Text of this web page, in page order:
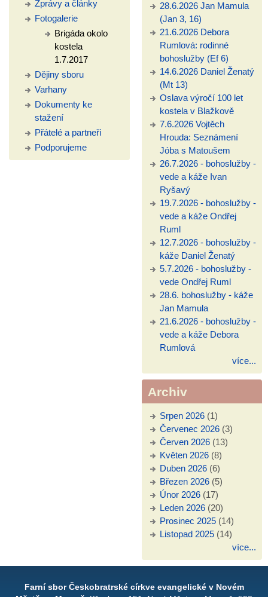
Zprávy a články
Fotogalerie
Brigáda okolo
kostela
1.7.2017
Dějiny sboru
Varhany
Dokumenty ke
stažení
Přátelé a partneři
Podporujeme
28.6.2026 Jan Mamula
(Jan 3, 16)
21.6.2026 Debora
Rumlová: rodinné
bohoslužby (Ef 6)
14.6.2026 Daniel Ženatý
(Mt 13)
Oslava výročí 100 let
kostela v Blažkově
7.6.2026 Vojtěch
Hrouda: Seznámení
Jóba s Matoušem
26.7.2026 - bohoslužby -
vede a káže Ivan
Ryšavý
19.7.2026 - bohoslužby -
vede a káže Ondřej
Ruml
12.7.2026 - bohoslužby -
káže Daniel Ženatý
5.7.2026 - bohoslužby -
vede Ondřej Ruml
28.6. bohoslužby - káže
Jan Mamula
21.6.2026 - bohoslužby -
vede a káže Debora
Rumlová
více...
Archiv
Srpen 2026(1)
Červenec 2026(3)
Červen 2026(13)
Květen 2026(8)
Duben 2026(6)
Březen 2026(5)
Únor 2026(17)
Leden 2026(20)
Prosinec 2025(14)
Listopad 2025(14)
více...
Farní sbor Českobratrské církve evangelické v Novém